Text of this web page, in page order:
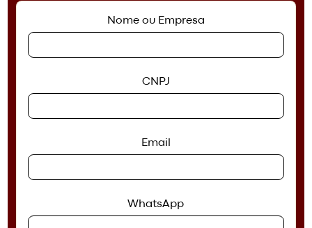
Nome ou Empresa
CNPJ
Email
WhatsApp